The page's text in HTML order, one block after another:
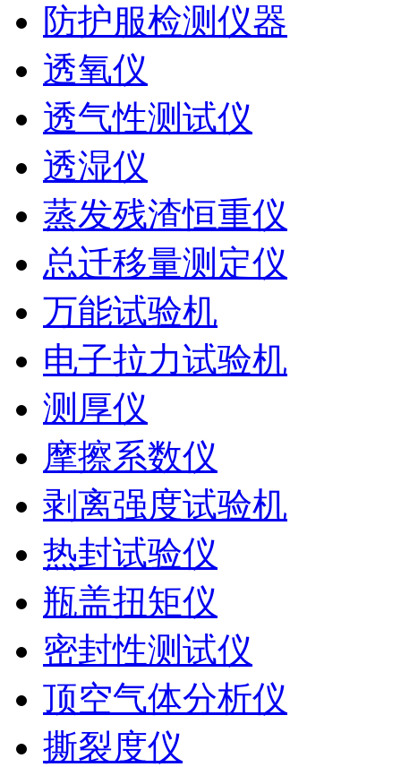
防护服检测仪器
透氧仪
透气性测试仪
透湿仪
蒸发残渣恒重仪
总迁移量测定仪
万能试验机
电子拉力试验机
测厚仪
摩擦系数仪
剥离强度试验机
热封试验仪
瓶盖扭矩仪
密封性测试仪
顶空气体分析仪
撕裂度仪